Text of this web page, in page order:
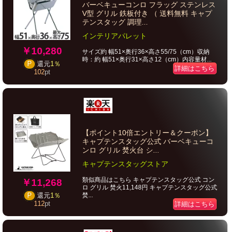
￥10,280
P 還元1％
102pt
バーベキューコンロ フラッグ ステンレス
V型 グリル 鉄板付き （ 送料無料 キャプ
テンスタッグ 調理...
インテリアパレット
サイズ約 幅51×奥行36×高さ55/75（cm）収納
時：約 幅51×奥行31×高さ12（cm）内容量材...
詳細はこちら
￥11,268
P 還元1％
112pt
【ポイント10倍エントリー＆クーポン】
キャプテンスタッグ公式 バーベキューコ
ンロ グリル 焚火台 シ...
キャプテンスタッグストア
類似商品はこちら キャプテンスタッグ公式 コン
ロ グリル 焚火11,148円 キャプテンスタッグ公式
焚...
詳細はこちら